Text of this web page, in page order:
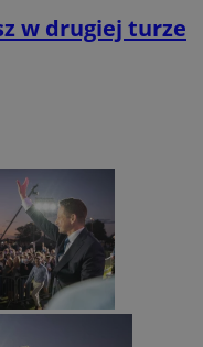
w drugiej turze